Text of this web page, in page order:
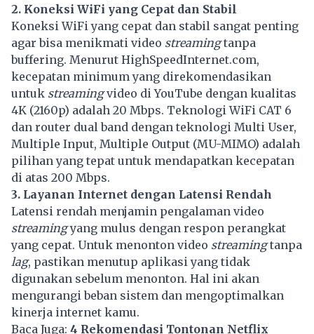
2. Koneksi WiFi yang Cepat dan Stabil
Koneksi WiFi yang cepat dan stabil sangat penting
agar bisa menikmati video streamingtanpa
buffering. Menurut HighSpeedInternet.com,
kecepatan minimum yang direkomendasikan
untuk streamingvideo di YouTube dengan kualitas
4K (2160p) adalah 20 Mbps. Teknologi WiFi CAT 6
dan router dual band dengan teknologi Multi User,
Multiple Input, Multiple Output (MU-MIMO) adalah
pilihan yang tepat untuk mendapatkan kecepatan
di atas 200 Mbps.
3. Layanan Internet dengan Latensi Rendah
Latensi rendah menjamin pengalaman video
streamingyang mulus dengan respon perangkat
yang cepat. Untuk menonton video streamingtanpa
lag, pastikan menutup aplikasi yang tidak
digunakan sebelum menonton. Hal ini akan
mengurangi beban sistem dan mengoptimalkan
kinerja internet kamu.
Baca Juga: 4 Rekomendasi Tontonan Netflix